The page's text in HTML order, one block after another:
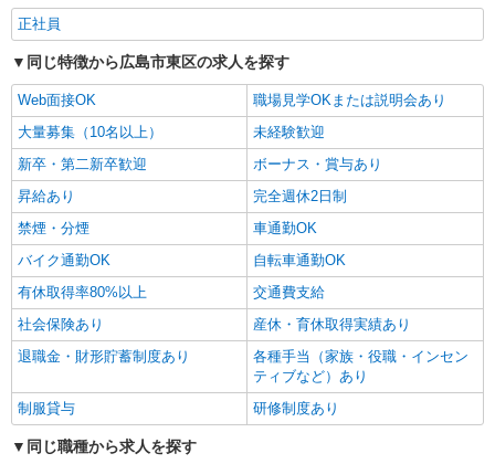
キープ 詳細を見る
正社員
同じ特徴から広島市東区の求人を探す
Web面接OK
職場見学OKまたは説明会あり
大量募集（10名以上）
未経験歓迎
新卒・第二新卒歓迎
ボーナス・賞与あり
昇給あり
完全週休2日制
禁煙・分煙
車通勤OK
バイク通勤OK
自転車通勤OK
有休取得率80%以上
交通費支給
社会保険あり
産休・育休取得実績あり
退職金・財形貯蓄制度あり
各種手当（家族・役職・インセン
ティブなど）あり
制服貸与
研修制度あり
同じ職種から求人を探す